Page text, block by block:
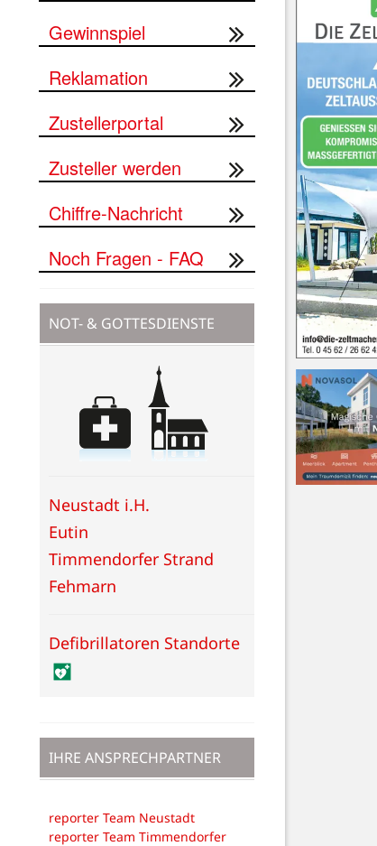
Gewinnspiel
Reklamation
Zustellerportal
Zusteller werden
Chiffre-Nachricht
Noch Fragen - FAQ
NOT- & GOTTESDIENSTE
Neustadt i.H.
Eutin
Timmendorfer Strand
Fehmarn
Defibrillatoren Standorte
IHRE ANSPRECHPARTNER
reporter Team Neustadt
reporter Team Timmendorfer